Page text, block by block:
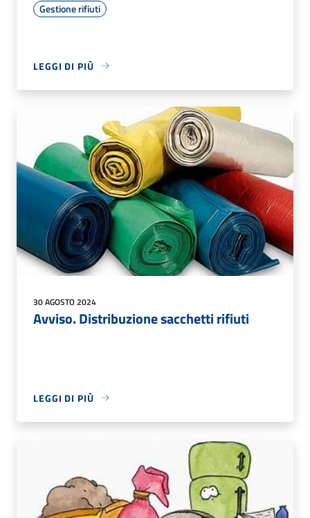
Gestione rifiuti
LEGGI DI PIÙ
30 AGOSTO 2024
Avviso. Distribuzione sacchetti rifiuti
LEGGI DI PIÙ